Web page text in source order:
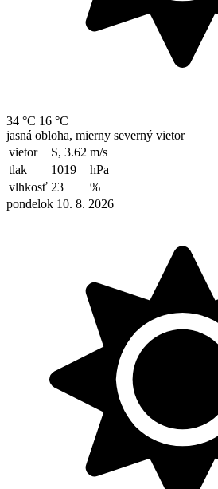
34 °C 16 °C
jasná obloha, mierny severný vietor
vietor
S, 3.62 m/s
tlak
1019
hPa
vlhkosť 23
%
pondelok 10. 8. 2026